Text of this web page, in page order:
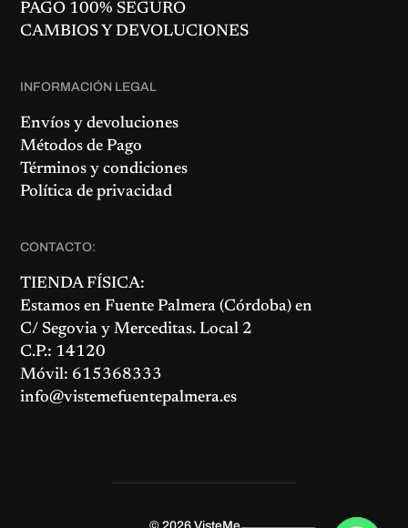
PAGO 100% SEGURO
CAMBIOS Y DEVOLUCIONES
INFORMACIÓN LEGAL
Envíos y devoluciones
Métodos de Pago
Términos y condiciones
Política de privacidad
CONTACTO:
TIENDA FÍSICA:
Estamos enFuente Palmera (Córdoba) en
C/ Segovia y Merceditas. Local 2
C.P.: 14120
Móvil: 615368333
info@vistemefuentepalmera.es